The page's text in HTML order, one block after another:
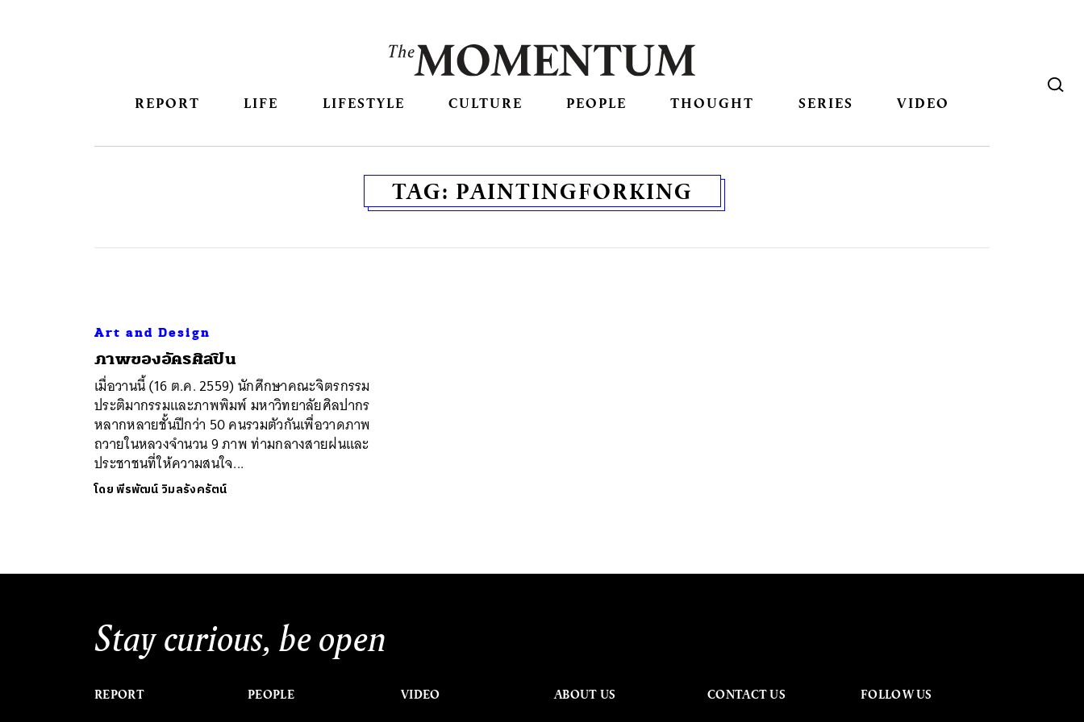
REPORT LIFE LIFESTYLE CULTURE PEOPLE THOUGHT SERIES VIDEO
TAG: PAINTINGFORKING
Art and Design
​ภาพของอัครศิลปิน
เมื่อวานนี้ (16 ต.ค. 2559) นักศึกษาคณะจิตรกรรม
ประติมากรรมและภาพพิมพ์ มหาวิทยาลัยศิลปากร
หลากหลายชั้นปีกว่า 50 คนรวมตัวกันเพื่อวาดภาพ
ถวายในหลวงจำนวน 9 ภาพ ท่ามกลางสายฝนและ
ประชาชนที่ให้ความสนใจ...
โดยพีรพัฒน์ วิมลรังครัตน์
Stay curious, be open
REPORT PEOPLE VIDEO ABOUT US CONTACT US FOLLOW US